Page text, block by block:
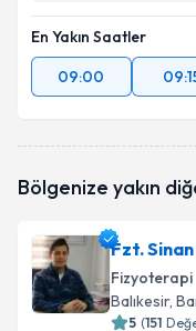
En Yakın Saatler
09:00
Bölgenize yakın
Fzt.
Fizyoterapi
Balıkesir,
5 (151